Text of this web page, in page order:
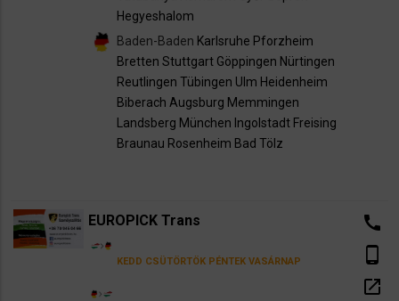
Hegyeshalom
Baden-Baden Karlsruhe Pforzheim
Bretten Stuttgart Göppingen Nürtingen
Reutlingen Tübingen Ulm Heidenheim
Biberach Augsburg Memmingen
Landsberg München Ingolstadt Freising
Braunau Rosenheim Bad Tölz
EUROPICK Trans
KEDD CSÜTÖRTÖK PÉNTEK VASÁRNAP
call
phone_android
open_in_new